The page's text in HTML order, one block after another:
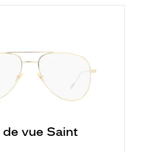
vue Saint